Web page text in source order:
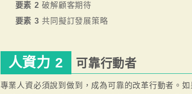
要素 2破解顧客期待
要素 3共同擬訂發展策略
人資力 2 可靠行動者
專業人資必須說到做到，成為可靠的改革行動者。